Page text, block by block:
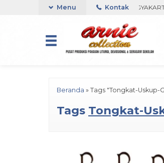
TOKO ARNIE COLLECTION-BORO, YOGYAKARTA
Menu Kontak
Beranda » Tags "Tongkat-Uskup-
Tags Tongkat-